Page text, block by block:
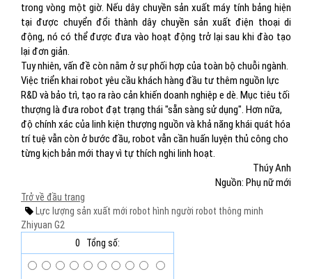
trong vòng một giờ. Nếu dây chuyền sản xuất máy tính bảng hiện
tại được chuyển đổi thành dây chuyền sản xuất điện thoại di
động, nó có thể được đưa vào hoạt động trở lại sau khi đào tạo
lại đơn giản.
Tuy nhiên, vấn đề còn nằm ở sự phối hợp của toàn bộ chuỗi ngành.
Việc triển khai robot yêu cầu khách hàng đầu tư thêm nguồn lực
R&D và bảo trì, tạo ra rào cản khiến doanh nghiệp e dè. Mục tiêu tối
thượng là đưa robot đạt trạng thái "sẵn sàng sử dụng". Hơn nữa,
độ chính xác của linh kiện thượng nguồn và khả năng khái quát hóa
trí tuệ vẫn còn ở bước đầu, robot vẫn cần huấn luyện thủ công cho
từng kịch bản mới thay vì tự thích nghi linh hoạt.
Thúy Anh
Nguồn: Phụ nữ mới
Trở về đầu trang
Lực lượng sản xuất mới robot hình người robot thông minh
Zhiyuan G2
0
Tổng số: